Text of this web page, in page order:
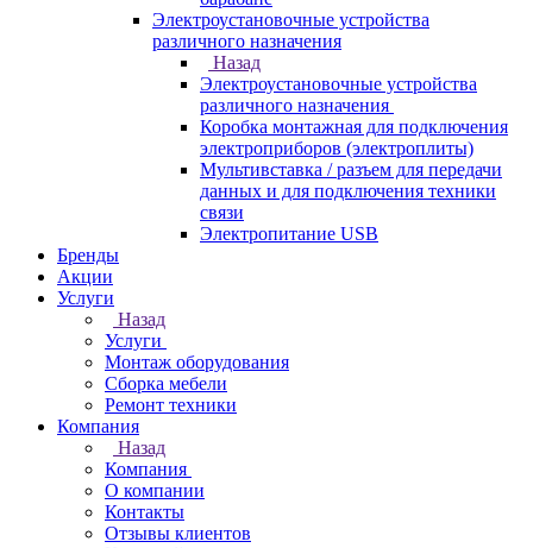
Электроустановочные устройства
различного назначения
Назад
Электроустановочные устройства
различного назначения
Коробка монтажная для подключения
электроприборов (электроплиты)
Мультивставка / разъем для передачи
данных и для подключения техники
связи
Электропитание USB
Бренды
Акции
Услуги
Назад
Услуги
Монтаж оборудования
Сборка мебели
Ремонт техники
Компания
Назад
Компания
О компании
Контакты
Отзывы клиентов